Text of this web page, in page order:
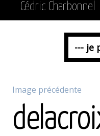
Cédric Charbonnel
Image précédente